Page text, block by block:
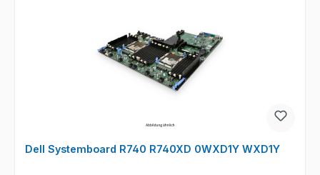
Dell Systemboard R740 R740XD 0WXD1Y WXD1Y